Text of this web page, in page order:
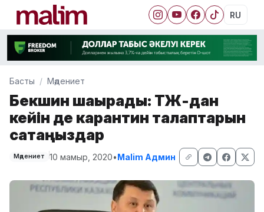
RU
Басты Мәдениет
Бекшин шақырады: ТЖ-дан
кейін де карантин талаптарын
сақтаңыздар
Мәдениет 10 мамыр, 2020•Malim Админ